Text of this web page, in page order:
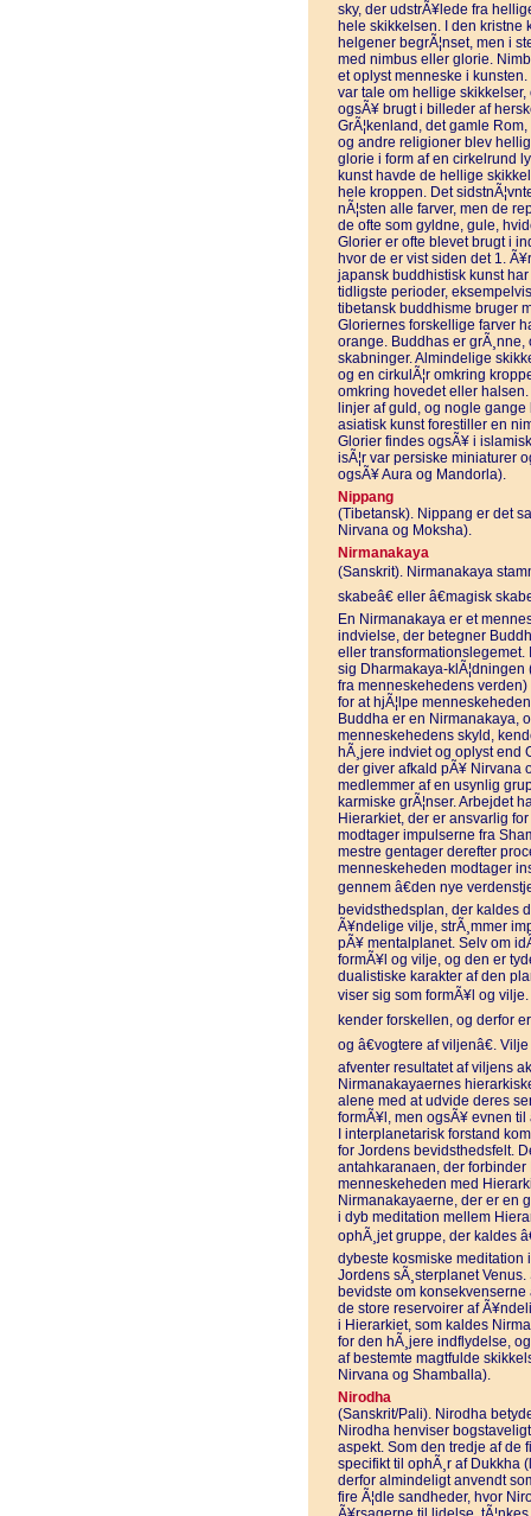
sky, der udstrÃ¥lede fra
hele skikkelsen. I den kristne
helgener begrÃ¦nset, men i
med nimbus eller glorie.
et oplyst menneske i
var tale om hellige
ogsÃ¥ brugt i billeder af
GrÃ¦kenland, det gamle
og andre religioner blev
glorie i form af en cirkelrund
kunst havde de hellige
hele kroppen. Det
nÃ¦sten alle farver, men de
de ofte som gyldne, gule,
Glorier er ofte blevet brugt i
hvor de er vist siden det 1.
japansk buddhistisk kunst
tidligste perioder,
tibetansk buddhisme bruger
Gloriernes forskellige farver
orange. Buddhas er grÃ¸nne,
skabninger. Almindelige
og en cirkulÃ¦r omkring
omkring hovedet eller
linjer af guld, og nogle
asiatisk kunst forestiller en
Glorier findes ogsÃ¥ i
isÃ¦r var persiske miniaturer
ogsÃ¥ Aura og Mandorla).
Nippang
(Tibetansk). Nippang er det
Nirvana og Moksha).
Nirmanakaya
(Sanskrit). Nirmanakaya
skabeâ€ eller â€magisk
En Nirmanakaya er et
indvielse, der betegner
eller transformationslegemet.
sig Dharmakaya-
fra menneskehedens
for at hjÃ¦lpe
Buddha er en Nirmanakaya,
menneskehedens skyld,
hÃ¸jere indviet og oplyst end
der giver afkald pÃ¥ Nirvana
medlemmer af en usynlig
karmiske grÃ¦nser. Arbejdet
Hierarkiet, der er ansvarlig
modtager impulserne fra
mestre gentager derefter
menneskeheden modtager
gennem â€den nye
bevidsthedsplan, der kaldes
Ã¥ndelige vilje, strÃ¸mmer
pÃ¥ mentalplanet. Selv om
formÃ¥l og vilje, og den er
dualistiske karakter af den
viser sig som formÃ¥l og vilje.
kender forskellen, og derfor
og â€vogtere af viljenâ€.
afventer resultatet af viljens
Nirmanakayaernes
alene med at udvide deres
formÃ¥l, men ogsÃ¥ evnen
I interplanetarisk forstand
for Jordens bevidsthedsfelt.
antahkaranaen, der
menneskeheden med
Nirmanakayaerne, der er en
i dyb meditation mellem
ophÃ¸jet gruppe, der kaldes
dybeste kosmiske meditation
Jordens sÃ¸sterplanet
bevidste om konsekvenserne
de store reservoirer af
i Hierarkiet, som kaldes
for den hÃ¸jere indflydelse,
af bestemte magtfulde
Nirvana og Shamballa).
Nirodha
(Sanskrit/Pali). Nirodha
Nirodha henviser
aspekt. Som den tredje af de
specifikt til ophÃ¸r af Dukkha
derfor almindeligt anvendt
fire Ã¦dle sandheder, hvor